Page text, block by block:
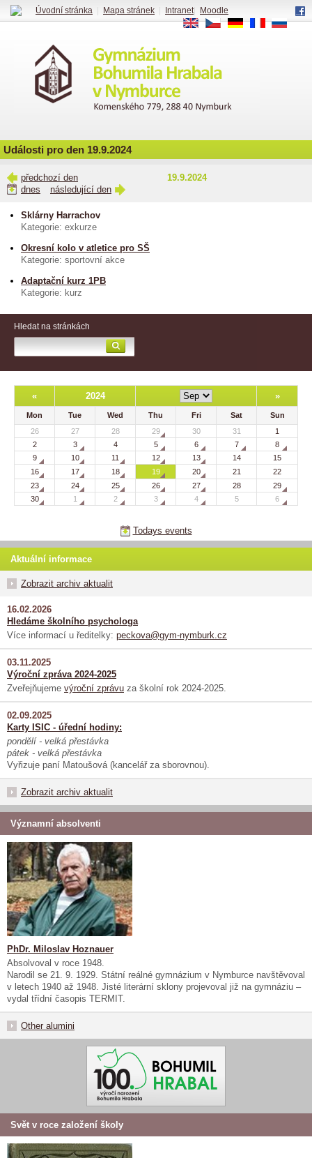
Události pro den 19.9.2024
předchozí den
19.9.2024
dnes
následující den
Sklárny Harrachov
Kategorie: exkurze
Okresní kolo v atletice pro SŠ
Kategorie: sportovní akce
Adaptační kurz 1PB
Kategorie: kurz
Hledat na stránkách
« 2024 »
Mon Tue Wed Thu Fri Sat
Sun
26
27 28 29 30 31
1
2
3 4 5 6 7
8
9
10 11 12 13 14
15
16
17 18 19 20 21
22
23
24 25 26 27 28
29
30
1 2 3 4 5 6
Todays events
Aktuální informace
Zobrazit archiv aktualit
16.02.2026
Hledáme školního psychologa
Více informací u ředitelky: peckova@gym-nymburk.cz
03.11.2025
Výroční zpráva 2024-2025
Zveřejňujeme výroční zprávu za školní rok 2024-2025.
02.09.2025
Karty ISIC - úřední hodiny:
pondělí - velká přestávka
pátek - velká přestávka
Vyřizuje paní Matoušová (kancelář za sborovnou).
Zobrazit archiv aktualit
Významní absolventi
PhDr. Miloslav Hoznauer
Absolvoval v roce 1948.
Narodil se 21. 9. 1929. Státní reálné gymnázium v Nymburce navštěvoval
v letech 1940 až 1948. Jisté literární sklony projevoval již na gymnáziu –
vydal třídní časopis TERMIT.
Other alumini
Svět v roce založení školy
Úvodní stránka Mapa stránek Intranet|
Moodle
EN
CS DE FR RU